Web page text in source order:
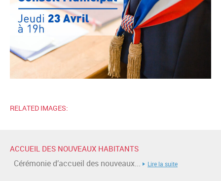
RELATED IMAGES:
ACCUEIL DES NOUVEAUX HABITANTS
Cérémonie d’accueil des nouveaux... Lire la suite